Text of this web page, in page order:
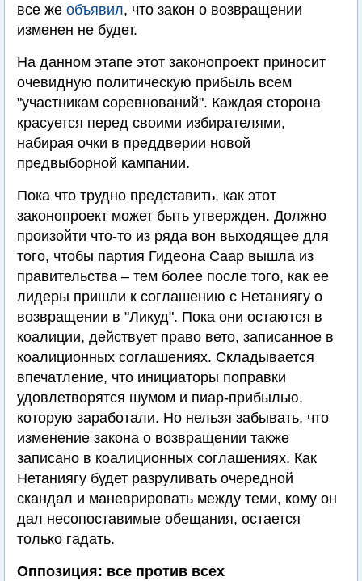
все же объявил, что закон о возвращении
изменен не будет.
На данном этапе этот законопроект приносит
очевидную политическую прибыль всем
"участникам соревнований". Каждая сторона
красуется перед своими избирателями,
набирая очки в преддверии новой
предвыборной кампании.
Пока что трудно представить, как этот
законопроект может быть утвержден. Должно
произойти что-то из ряда вон выходящее для
того, чтобы партия Гидеона Саар вышла из
правительства – тем более после того, как ее
лидеры пришли к соглашению с Нетаниягу о
возвращении в "Ликуд". Пока они остаются в
коалиции, действует право вето, записанное в
коалиционных соглашениях. Складывается
впечатление, что инициаторы поправки
удовлетворятся шумом и пиар-прибылью,
которую заработали. Но нельзя забывать, что
изменение закона о возвращении также
записано в коалиционных соглашениях. Как
Нетаниягу будет разруливать очередной
скандал и маневрировать между теми, кому он
дал несопоставимые обещания, остается
только гадать.
Оппозиция: все против всех